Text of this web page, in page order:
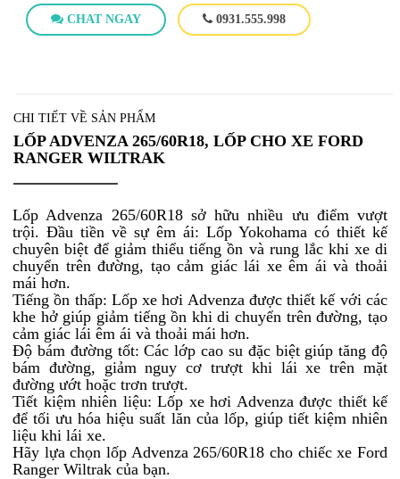
CHAT NGAY 0931.555.998
CHI TIẾT VỀ SẢN PHẨM
LỐP ADVENZA 265/60R18, LỐP CHO XE FORD
RANGER WILTRAK
Lốp Advenza 265/60R18 sở hữu nhiều ưu điểm vượt
trội. Đầu tiền về sự êm ái: Lốp Yokohama có thiết kế
chuyên biệt để giảm thiểu tiếng ồn và rung lắc khi xe di
chuyển trên đường, tạo cảm giác lái xe êm ái và thoải
mái hơn.
Tiếng ồn thấp: Lốp xe hơi Advenza được thiết kế với các
khe hở giúp giảm tiếng ồn khi di chuyển trên đường, tạo
cảm giác lái êm ái và thoải mái hơn.
Độ bám đường tốt: Các lớp cao su đặc biệt giúp tăng độ
bám đường, giảm nguy cơ trượt khi lái xe trên mặt
đường ướt hoặc trơn trượt.
Tiết kiệm nhiên liệu: Lốp xe hơi Advenza được thiết kế
để tối ưu hóa hiệu suất lăn của lốp, giúp tiết kiệm nhiên
liệu khi lái xe.
Hãy lựa chọn lốp Advenza 265/60R18 cho chiếc xe Ford
Ranger Wiltrak của bạn.